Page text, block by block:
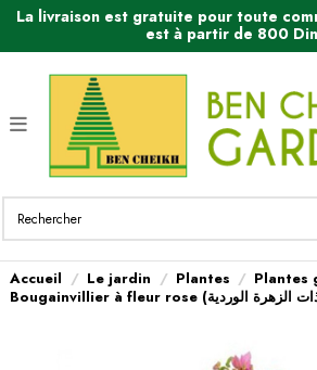
La livraison est gratuite pour toute
est à partir de 800
Accueil Le jardin Plantes
Plantes